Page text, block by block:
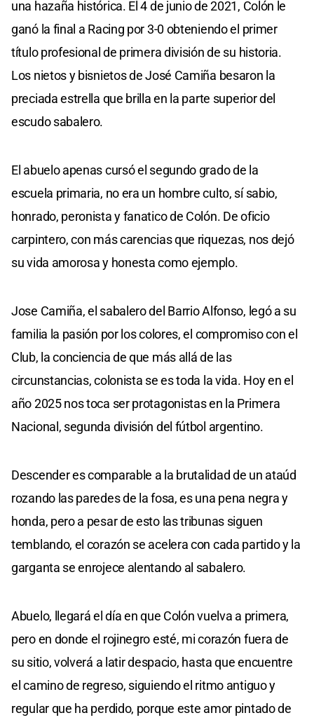
una hazaña histórica. El 4 de junio de 2021, Colón le
ganó la final a Racing por 3-0 obteniendo el primer
título profesional de primera división de su historia.
Los nietos y bisnietos de José Camiña besaron la
preciada estrella que brilla en la parte superior del
escudo sabalero.
El abuelo apenas cursó el segundo grado de la
escuela primaria, no era un hombre culto, sí sabio,
honrado, peronista y fanatico de Colón. De oficio
carpintero, con más carencias que riquezas, nos dejó
su vida amorosa y honesta como ejemplo.
Jose Camiña, el sabalero del Barrio Alfonso, legó a su
familia la pasión por los colores, el compromiso con el
Club, la conciencia de que más allá de las
circunstancias, colonista se es toda la vida. Hoy en el
año 2025 nos toca ser protagonistas en la Primera
Nacional, segunda división del fútbol argentino.
Descender es comparable a la brutalidad de un ataúd
rozando las paredes de la fosa, es una pena negra y
honda, pero a pesar de esto las tribunas siguen
temblando, el corazón se acelera con cada partido y la
garganta se enrojece alentando al sabalero.
Abuelo, llegará el día en que Colón vuelva a primera,
pero en donde el rojinegro esté, mi corazón fuera de
su sitio, volverá a latir despacio, hasta que encuentre
el camino de regreso, siguiendo el ritmo antiguo y
regular que ha perdido, porque este amor pintado de